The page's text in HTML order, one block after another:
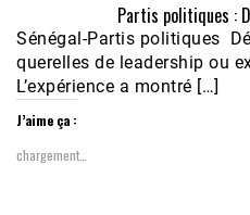
Partis politiques :
Sénégal-Partis politiques
querelles de leadership ou
L’expérience a montré […]
J’aime ça :
chargement…